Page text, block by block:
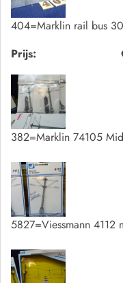
404=Marklin rail bus
Prijs:
382=Marklin 74105
5827=Viessmann 4112